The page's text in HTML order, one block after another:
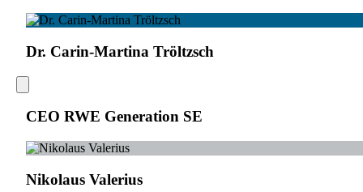
Dr. Carin-Martina Tröltzsch
CEO RWE Generation SE
Nikolaus Valerius